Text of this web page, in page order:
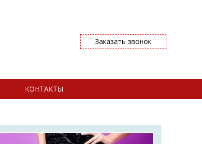
Заказать звонок
КОНТАКТЫ